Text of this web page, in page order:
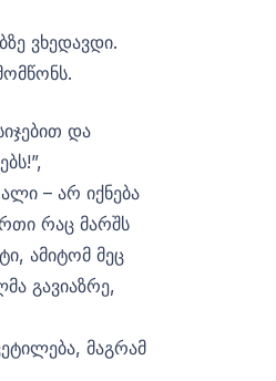
ვხედავდი.
და
– არ იქნება
რაც მარშს
ამიტომ მეც
გავიაზრე,
მაგრამ